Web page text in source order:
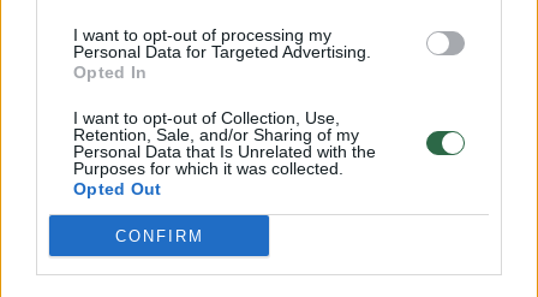
I want to opt-out of processing my
Personal Data for Targeted Advertising.
Opted In
I want to opt-out of Collection, Use,
Retention, Sale, and/or Sharing of my
Personal Data that Is Unrelated with the
Purposes for which it was collected.
Opted Out
CONFIRM
Triuškinimas
Burtai lėmė, kad Kroatijos krepšininkai
pirmąsias atrankos turnyro rungtynes žaidė
su Kipro rinktine, kuriai jautė ypatingą
nuoskaudą. Šios komandos neseniai kovojo
vienoje Europos pirmenybių atrankos turnyro